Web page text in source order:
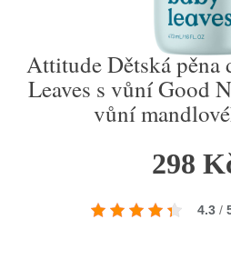
Attitude Dětská pěna
Leaves s vůní Good
vůní
298
4.3 /